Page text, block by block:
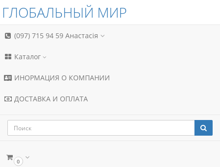
ГЛОБАЛЬНЫЙ МИР
(097) 715 94 59 Анастасія
Каталог
ИНОРМАЦИЯ О КОМПАНИИ
ДОСТАВКА И ОПЛАТА
0